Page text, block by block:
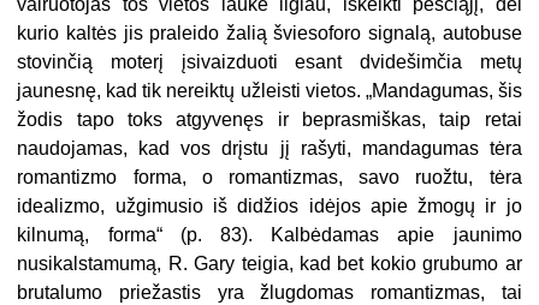
vairuotojas tos vietos laukė ilgiau, iškeikti pėsčiąjį, dėl
kurio kaltės jis praleido žalią šviesoforo signalą, autobuse
stovinčią moterį įsivaizduoti esant dvidešimčia metų
jaunesnę, kad tik nereiktų užleisti vietos. „Mandagumas, šis
žodis tapo toks atgyvenęs ir beprasmiškas, taip retai
naudojamas, kad vos drįstu jį rašyti, mandagumas tėra
romantizmo forma, o romantizmas, savo ruožtu, tėra
idealizmo, užgimusio iš didžios idėjos apie žmogų ir jo
kilnumą, forma“ (p. 83). Kalbėdamas apie jaunimo
nusikalstamumą, R. Gary teigia, kad bet kokio grubumo ar
brutalumo priežastis yra žlugdomas romantizmas, tai